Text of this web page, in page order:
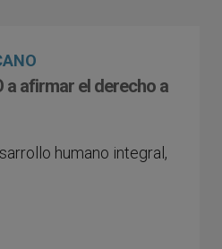
a afirmar el derecho a
humano integral,